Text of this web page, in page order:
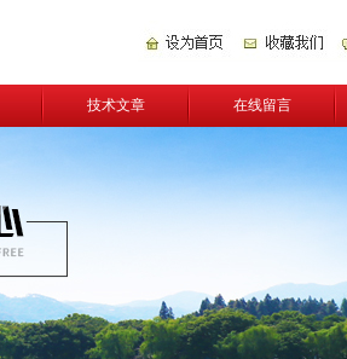
技术文章 在线留言